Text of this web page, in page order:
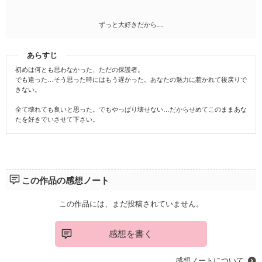
ずっと大好きだから…
あらすじ
初めは何とも思わなかった、ただの保護者。
でも違った…そう思った時にはもう遅かった。あなたの魅力に惹かれて後戻りで
きない。
全て壊れても良いと思った。でもやっぱり壊せない…だからせめてこのままあな
たを好きでいさせて下さい。
この作品の感想ノート
この作品には、まだ投稿されていません。
感想を書く